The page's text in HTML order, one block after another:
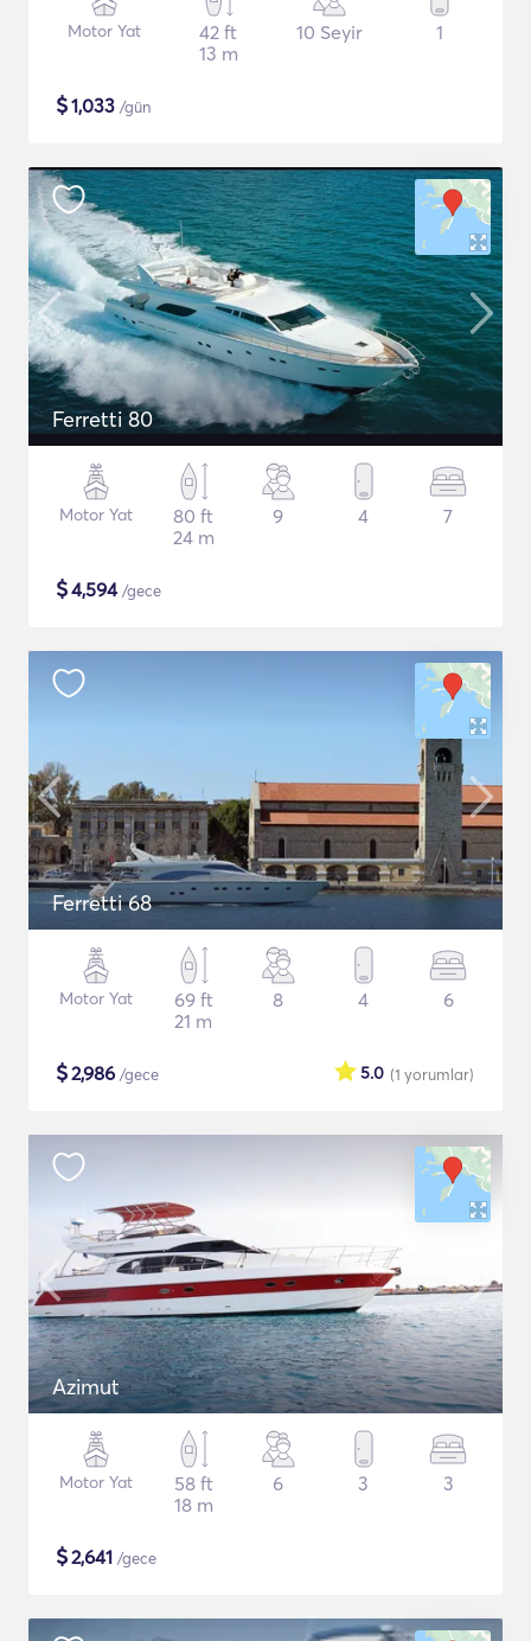
Motor Yat
42 ft
13 m
10 Seyir 1
$1,033 /gün
Ferretti 80
Motor Yat
80 ft
24 m
9 4 7
$4,594/gece
Ferretti 68
Motor Yat
69 ft
21 m
8 4 6
$2,986 /gece (1 yorumlar)
5.0
Azimut
Motor Yat
58 ft
18 m
6 3 3
$2,641 /gece